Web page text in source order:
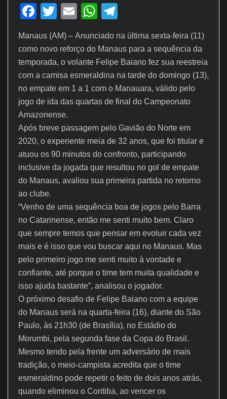
F
c
e
b
o
o
k
T
w
itt
er
E
m
ai
l
W
h
at
s
A
p
p
el
e
gr
a
m
Manaus (AM) – Anunciado na última sexta-feira (11)
como novo reforço do Manaus para a sequência da
temporada, o volante Felipe Baiano fez sua reestreia
com a camisa esmeraldina na tarde do domingo (13),
no empate em 1 a 1 com o Manauara, válido pelo
jogo de ida das quartas de final do Campeonato
Amazonense.
Após breve passagem pelo Gavião do Norte em
2020, o experiente meia de 32 anos, que foi titular e
atuou os 90 minutos do confronto, participando
inclusive da jogada que resultou no gol de empate
do Manaus, avaliou sua primeira partida no retorno
ao clube.
“Venho de uma sequência boa de jogos pelo Barra
no Catarinense, então me senti muito bem. Claro
que sempre temos que pensar em evoluir cada vez
mais e é isso que vou buscar aqui no Manaus. Mas
pelo primeiro jogo me senti muito à vontade e
confiante, até porque o time tem muita qualidade e
isso ajuda bastante”, analisou o jogador.
O próximo desafio de Felipe Baiano com a equipe
do Manaus será na quarta-feira (16), diante do São
Paulo, às 21h30 (de Brasília), no Estádio do
Morumbi, pela segunda fase da Copa do Brasil.
Mesmo tendo pela frente um adversário de mais
tradição, o meio-campista acredita que o time
esmeraldino pode repetir o feito de dois anos atrás,
quando eliminou o Coritiba, ao vencer os